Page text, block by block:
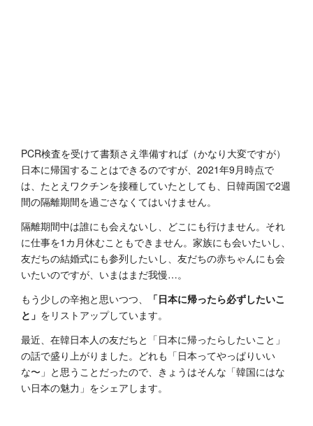
PCR検査を受けて書類さえ準備すれば（かなり大変ですが）
日本に帰国することはできるのですが、2021年9月時点で
は、たとえワクチンを接種していたとしても、日韓両国で2週
間の隔離期間を過ごさなくてはいけません。
隔離期間中は誰にも会えないし、どこにも行けません。それ
に仕事を1カ月休むこともできません。家族にも会いたいし、
友だちの結婚式にも参列したいし、友だちの赤ちゃんにも会
いたいのですが、いまはまだ我慢…。
もう少しの辛抱と思いつつ、
「日本に帰ったら必ずしたいこ
と」 をリストアップしています。
最近、在韓日本人の友だちと「日本に帰ったらしたいこと」
の話で盛り上がりました。どれも「日本ってやっぱりいい
な〜」と思うことだったので、きょうはそんな「韓国にはな
い日本の魅力」をシェアします。